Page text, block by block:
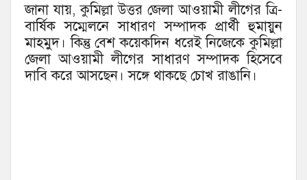
জানা যায়, কুমিল্লা উত্তর জেলা আওয়ামী লীগের ত্রি-
বার্ষিক সম্মেলনে সাধারণ সম্পাদক প্রার্থী হুমায়ুন
মাহমুদ। কিন্তু বেশ কয়েকদিন ধরেই নিজেকে কুমিল্লা
জেলা আওয়ামী লীগের সাধারণ সম্পাদক হিসেবে
দাবি করে আসছেন। সঙ্গে থাকছে চোখ রাঙানি।